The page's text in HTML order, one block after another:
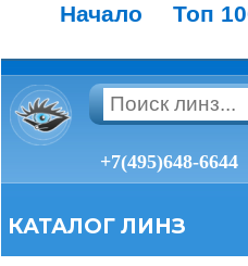
Начало Топ
+7(495)648-6644
КАТАЛОГ ЛИНЗ